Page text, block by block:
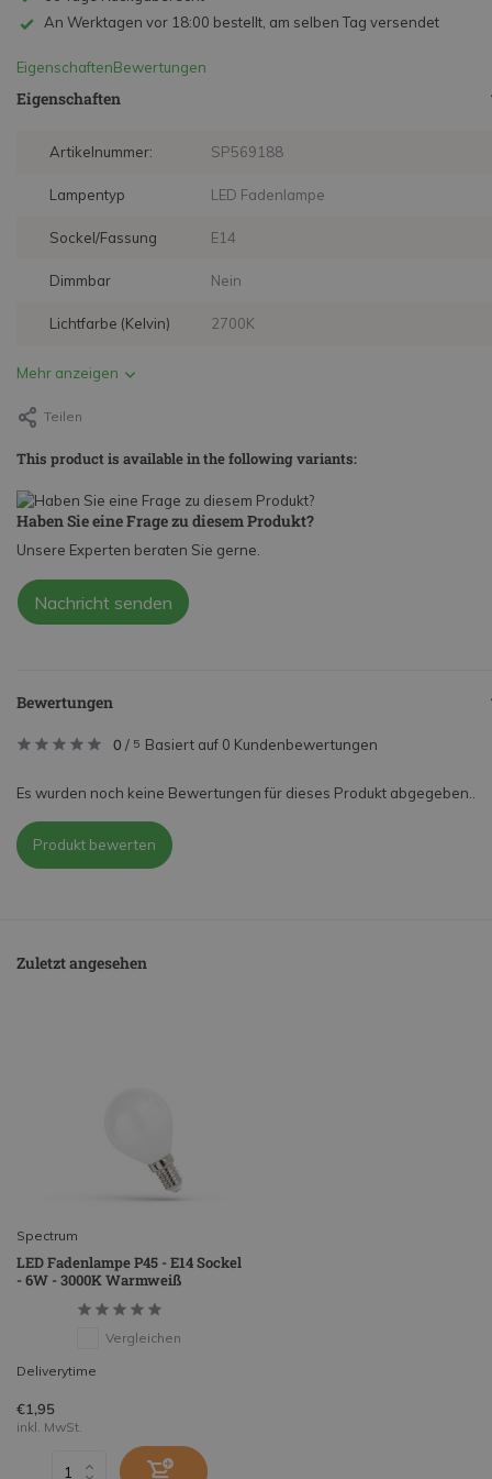
An Werktagen vor 18:00 bestellt, am selben Tag versendet
EigenschaftenBewertungen
Eigenschaften
Artikelnummer: SP569188
Lampentyp LED Fadenlampe
Sockel/Fassung E14
Dimmbar Nein
Lichtfarbe (Kelvin) 2700K
Mehr anzeigen
Teilen
This product is available in the following variants:
Haben Sie eine Frage zu diesem Produkt?
Unsere Experten beraten Sie gerne.
Nachricht senden
Bewertungen
0 / 5 Basiert auf 0 Kundenbewertungen
Es wurden noch keine Bewertungen für dieses Produkt abgegeben..
Produkt bewerten
Zuletzt angesehen
Spectrum
LED Fadenlampe P45 - E14 Sockel
- 6W - 3000K Warmweiß
Vergleichen
Deliverytime
€1,95
inkl. MwSt.